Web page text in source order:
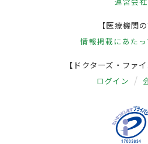
【医療機関の
情報掲載にあたっ
【ドクターズ・ファ
ログイン